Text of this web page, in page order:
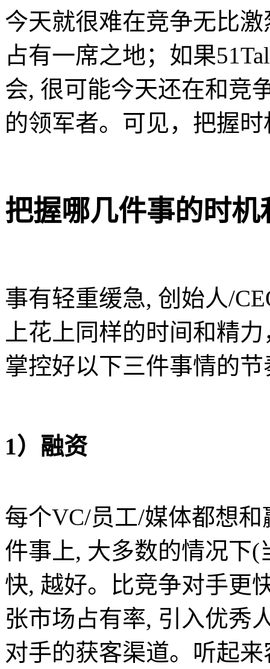
今天就很难在竞争无比
占有一席之地；如果
会, 很可能今天还在和竞
的领军者。可见，把握
把握哪几件事的时
事有轻重缓急, 创始人/
上花上同样的时间和精
掌控好以下三件事情的节
1）融资
每个VC/员工/媒体都想
件事上, 大多数的情况下
快, 越好。比竞争对手更
张市场占有率, 引入优秀
对手的获客渠道。听起